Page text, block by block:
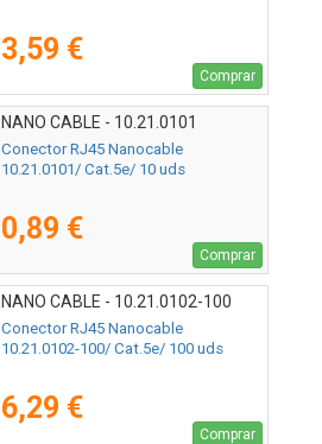
3,59 €
Comprar
NANO CABLE - 10.21.0101
Conector RJ45 Nanocable
10.21.0101/ Cat.5e/ 10 uds
0,89 €
Comprar
NANO CABLE - 10.21.0102-100
Conector RJ45 Nanocable
10.21.0102-100/ Cat.5e/ 100 uds
6,29 €
Comprar